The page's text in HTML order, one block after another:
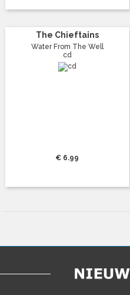
The Chieftains
Water From The Well
cd
€ 6.99